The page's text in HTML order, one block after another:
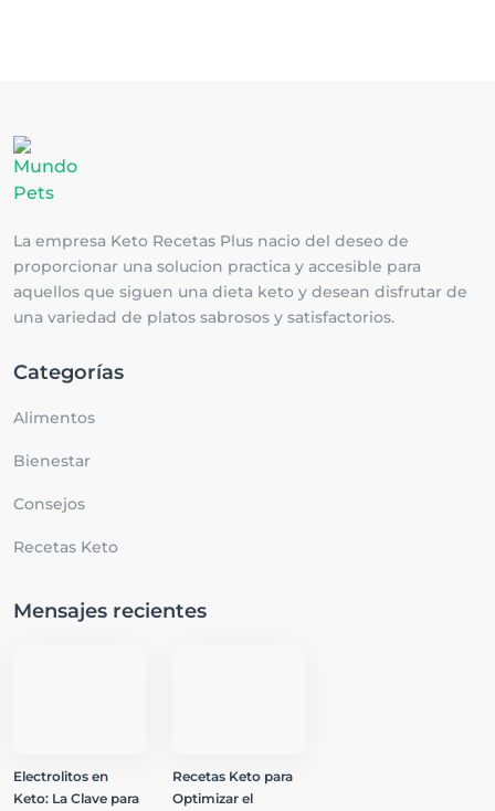
La empresa Keto Recetas Plus nacio del deseo de
proporcionar una solucion practica y accesible para
aquellos que siguen una dieta keto y desean disfrutar de
una variedad de platos sabrosos y satisfactorios.
Categorías
Alimentos
Bienestar
Consejos
Recetas Keto
Mensajes recientes
Electrolitos en
Keto: La Clave para
Recetas Keto para
Optimizar el